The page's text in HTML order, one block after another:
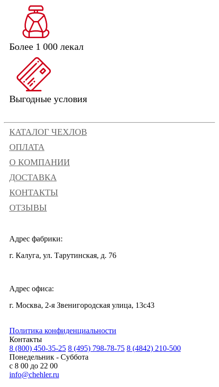
Более 1 000 лекал
Выгодные условия
КАТАЛОГ ЧЕХЛОВ
ОПЛАТА
О КОМПАНИИ
ДОСТАВКА
КОНТАКТЫ
ОТЗЫВЫ
Адрес фабрики:
г. Калуга, ул. Тарутинская, д. 76
Адрес офиса:
г. Москва, 2-я Звенигородская улица, 13с43
Политика конфиденциальности
Контакты
8 (800) 450-35-25 8 (495) 798-78-75 8 (4842) 210-500
Понедельник - Суббота
с 8 00 до 22 00
info@chehler.ru